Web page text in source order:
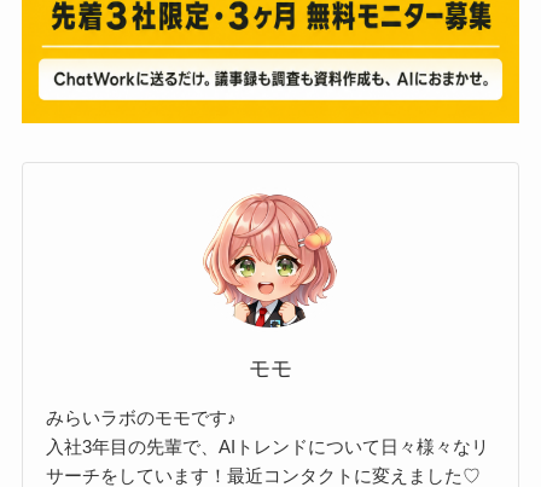
モモ
みらいラボのモモです♪
入社3年目の先輩で、AIトレンドについて日々様々なリ
サーチをしています！最近コンタクトに変えました♡